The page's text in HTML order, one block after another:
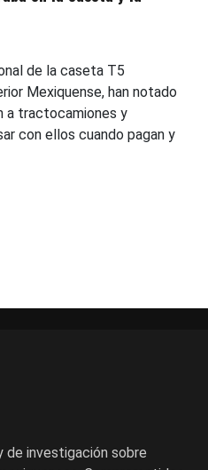
de la caseta T5
Mexiquense, han notado
a tractocamiones y
con ellos cuando pagan y
entradas
de investigación sobre